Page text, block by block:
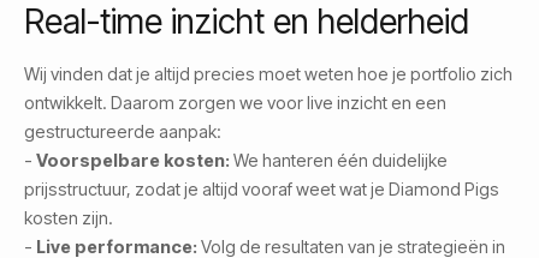
Real-time inzicht en helderheid
Wij vinden dat je altijd precies moet weten hoe je portfolio zich
ontwikkelt. Daarom zorgen we voor live inzicht en een
gestructureerde aanpak:
- Voorspelbare kosten: We hanteren één duidelijke
prijsstructuur, zodat je altijd vooraf weet wat je Diamond Pigs
kosten zijn.
- Live performance: Volg de resultaten van je strategieën in